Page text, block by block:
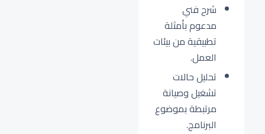
شرح فني
مدعوم بأمثلة
تطبيقية من بيئات
العمل.
تحليل حالات
تشغيل وصيانة
مرتبطة بموضوع
البرنامج.